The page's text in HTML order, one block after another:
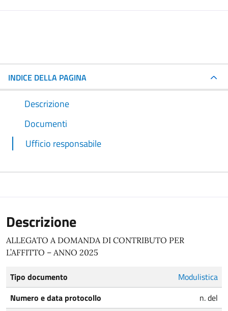
INDICE DELLA PAGINA
Descrizione
Documenti
Ufficio responsabile
Descrizione
ALLEGATO A DOMANDA DI CONTRIBUTO PER
L’AFFITTO – ANNO 2025
Tipo documento
Modulistica
Numero e data protocollo
n. del